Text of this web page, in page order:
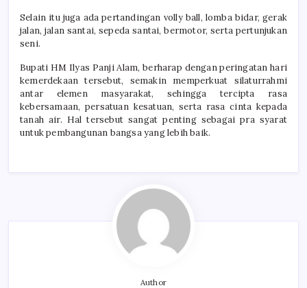
Selain itu juga ada pertandingan volly ball, lomba bidar, gerak
jalan, jalan santai, sepeda santai, bermotor, serta pertunjukan
seni.
Bupati HM Ilyas Panji Alam, berharap dengan peringatan hari
kemerdekaan tersebut, semakin memperkuat silaturrahmi
antar elemen masyarakat, sehingga tercipta rasa
kebersamaan, persatuan kesatuan, serta rasa cinta kepada
tanah air. Hal tersebut sangat penting sebagai pra syarat
untuk pembangunan bangsa yang lebih baik.
Author